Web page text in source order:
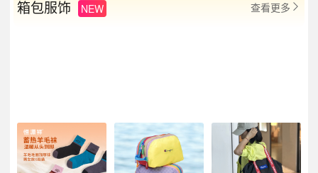
箱包服饰 NEW 查看更多 